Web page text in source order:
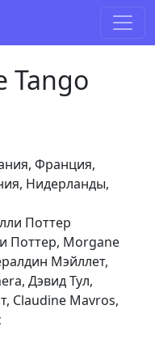
Tango
Франция,
Нидерланды,
Поттер
Поттер, Morgane
Мэйллет,
Дэвид Тул,
Claudine Mavros,